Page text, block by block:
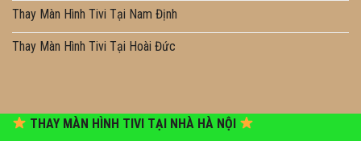
Thay Màn Hình Tivi Tại Nam Định
Thay Màn Hình Tivi Tại Hoài Đức
THAY MÀN HÌNH TIVI TẠI NHÀ HÀ NỘI